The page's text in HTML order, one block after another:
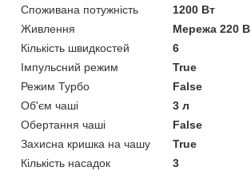
Споживана потужність
1200 Вт
Живлення
Мережа 220 В
Кількість швидкостей
6
Імпульсний режим
True
Режим Турбо
False
Об'єм чаші
3 л
Обертання чаші
False
Захисна кришка на чашу
True
Кількість насадок
3